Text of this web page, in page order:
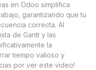
en Odoo simplifica
garantizando que tu
correcta. Al
de Gantt y las
la
tiempo valioso y
por ver este video!